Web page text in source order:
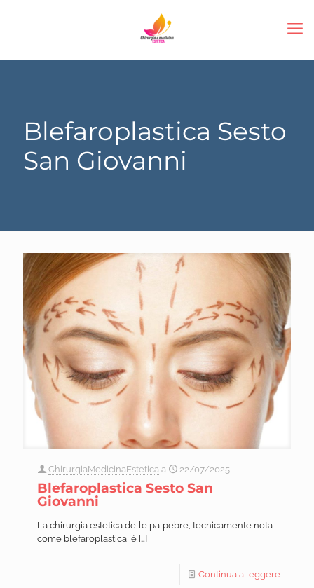
Blefaroplastica Sesto
San Giovanni
ChirurgiaMedicinaEstetica a 22/07/2025
Blefaroplastica Sesto San
Giovanni
La chirurgia estetica delle palpebre, tecnicamente nota
come blefaroplastica, è […]
Continua a leggere